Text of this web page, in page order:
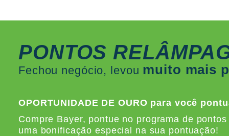
PONTOS
Fechou negócio, levou muito mais
OPORTUNIDADE DE OURO para você
Compre Bayer, pontue no programa de
uma bonificação especial na sua pontuação!